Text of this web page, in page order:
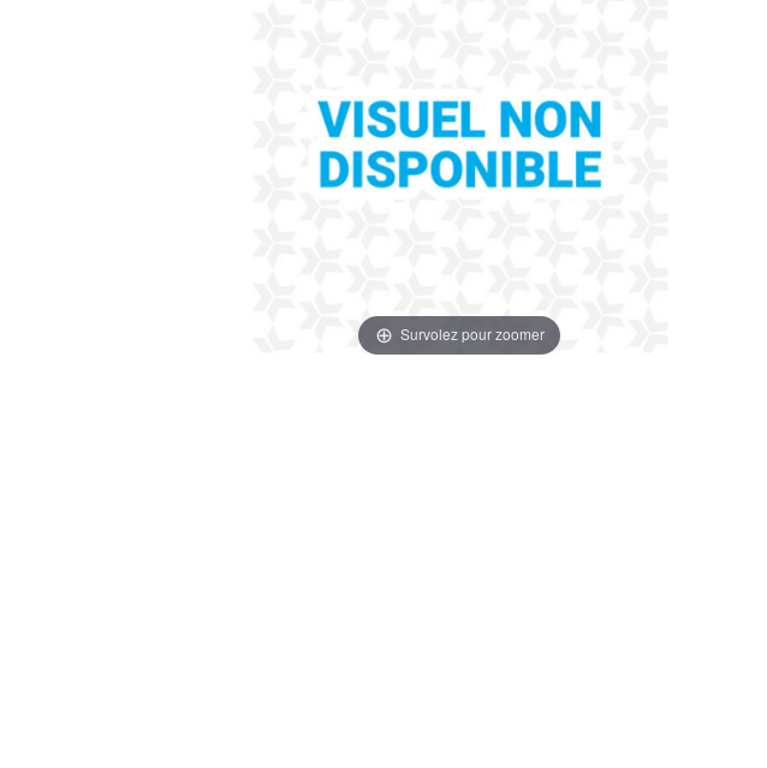
Survolez pour zoomer